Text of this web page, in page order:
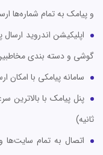
و پیامک به تمام شماره‌ها
اپلیکیشن اندروید
گوشی و دسته بندی
سامانه پیامکی با
ثانیه)
اتصال به تمام سایت‌ها